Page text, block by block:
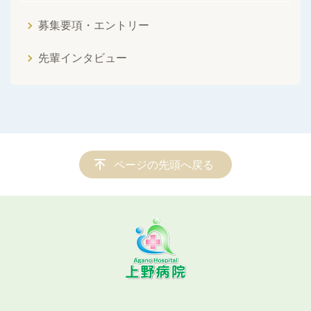
募集要項・エントリー
先輩インタビュー
ページの先頭へ戻る